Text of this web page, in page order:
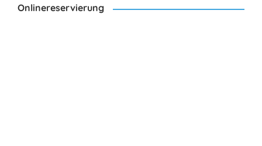
Onlinereservierung